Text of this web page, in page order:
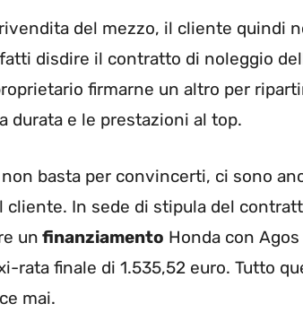
del mezzo, il cliente quindi
disdire il contratto di noleggio
firmarne un altro per
durata e le prestazioni al top.
non basta per convincerti, ci sono
cliente. In sede di stipula del
un finanziamento Honda con
rata finale di 1.535,52 euro. Tutto
mai.